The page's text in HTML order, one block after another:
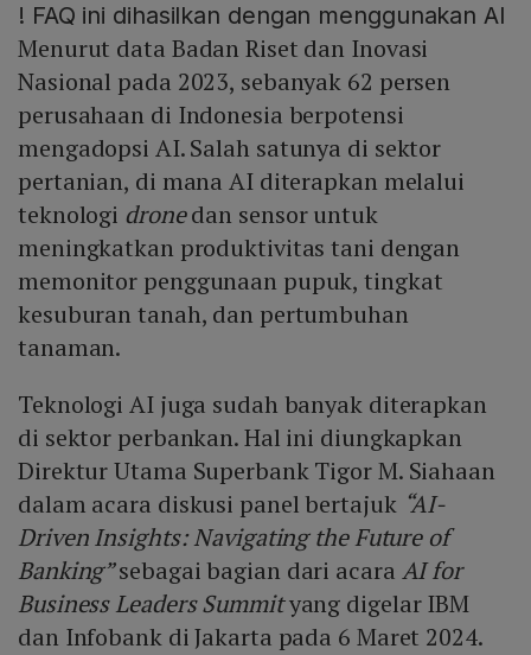
! FAQ ini dihasilkan dengan menggunakan AI
Menurut data Badan Riset dan Inovasi
Nasional pada 2023, sebanyak 62 persen
perusahaan di Indonesia berpotensi
mengadopsi AI. Salah satunya di sektor
pertanian, di mana AI diterapkan melalui
teknologi dronedan sensor untuk
meningkatkan produktivitas tani dengan
memonitor penggunaan pupuk, tingkat
kesuburan tanah, dan pertumbuhan
tanaman.
Teknologi AI juga sudah banyak diterapkan
di sektor perbankan. Hal ini diungkapkan
Direktur Utama Superbank Tigor M. Siahaan
dalam acara diskusi panel bertajuk “AI-
Driven Insights: Navigating the Future of
Banking”sebagai bagian dari acara AI for
Business Leaders Summityang digelar IBM
dan Infobank di Jakarta pada 6 Maret 2024.